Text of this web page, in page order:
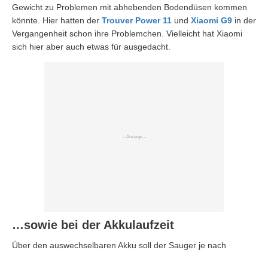
Gewicht zu Problemen mit abhebenden Bodendüsen kommen
könnte. Hier hatten der Trouver Power 11 und Xiaomi G9 in der
Vergangenheit schon ihre Problemchen. Vielleicht hat Xiaomi
sich hier aber auch etwas für ausgedacht.
…sowie bei der Akkulaufzeit
Über den auswechselbaren Akku soll der Sauger je nach